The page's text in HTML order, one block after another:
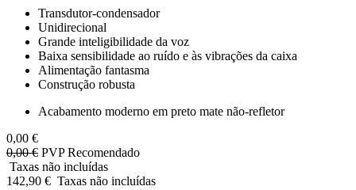
Transdutor-condensador
Unidirecional
Grande inteligibilidade da voz
Baixa sensibilidade ao ruído e às vibrações da caixa
Alimentação fantasma
Construção robusta
Acabamento moderno em preto mate não-refletor
0,00 €
0,00€ PVP Recomendado
Taxas não incluídas
142,90 € Taxas não incluídas